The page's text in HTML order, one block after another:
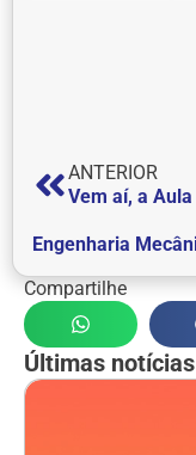
ANTERIOR
Compartilhe
Últimas notícias